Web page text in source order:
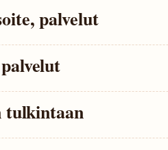
palvelut
tulkintaan